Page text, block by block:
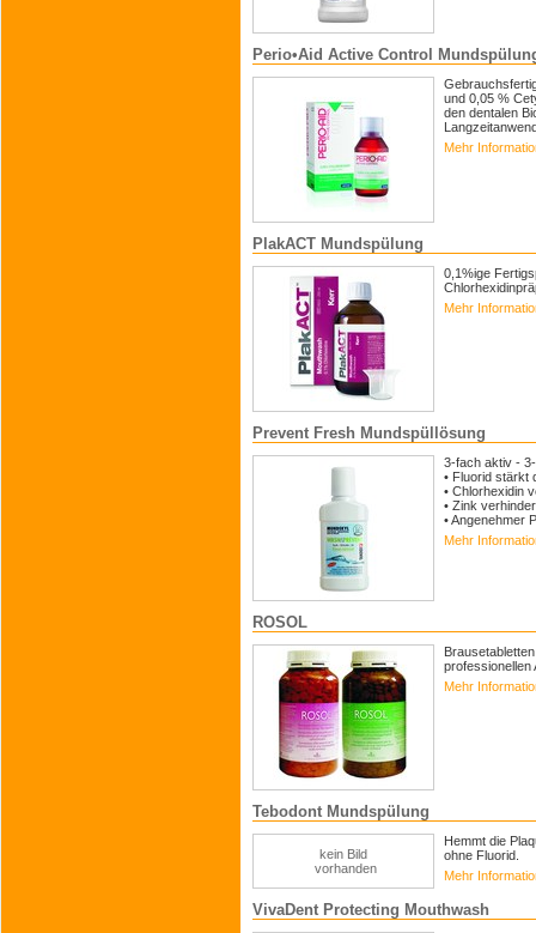
Perio•Aid Active Control
und 0,05 %
den dentalen
Mehr
PlakACT Mundspülung
0,1%ige
Mehr
Prevent Fresh Mundspüllösung
3-fach aktiv -
• Fluorid stärkt
• Chlorhexidin
• Zink
• Angenehmer
Mehr
ROSOL
professionellen
Mehr
Tebodont Mundspülung
kein Bild
vorhanden
Hemmt die
ohne Fluorid.
Mehr
VivaDent Protecting Mouthwash